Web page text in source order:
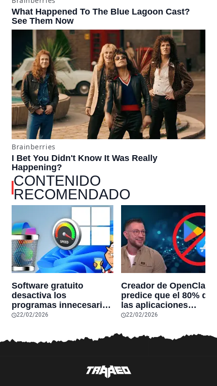
CONTENIDO
RECOMENDADO
Software gratuito
desactiva los
programas innecesarios
de Windows 11 y
reduciendo el uso de la
RAM y mucho más
22/02/2026
Creador de OpenClaw
predice que el 80% de
las aplicaciones
actuales
sobrevivirán las
aplicaciones con
hardware
22/02/2026